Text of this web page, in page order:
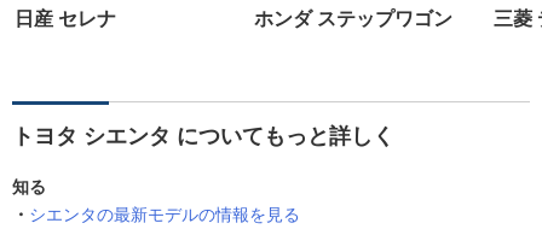
日産 セレナ ホンダ ステップワゴン 三菱
トヨタ シエンタ についてもっと詳しく
知る
シエンタの最新モデルの情報を見る